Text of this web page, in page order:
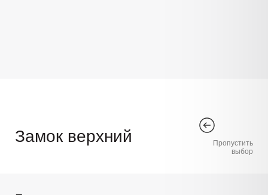
Замок верхний
Пропустить
выбор